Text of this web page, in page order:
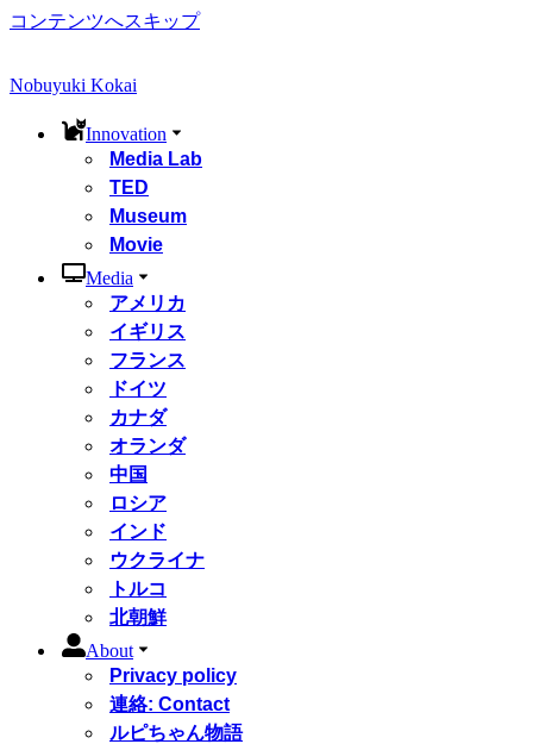
コンテンツへスキップ
Nobuyuki Kokai
Innovation
Media Lab
TED
Museum
Movie
Media
アメリカ
イギリス
フランス
ドイツ
カナダ
オランダ
中国
ロシア
インド
ウクライナ
トルコ
北朝鮮
About
Privacy policy
連絡: Contact
ルピちゃん物語